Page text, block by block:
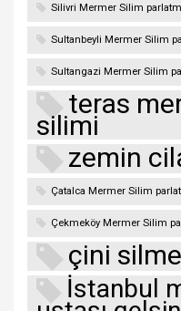
Silivri Mermer Silim
Sultanbeyli Mermer Silim
Sultangazi Mermer Silim
teras
silimi
zemin
Çatalca Mermer Silim
Çekmeköy Mermer Silim
çini silme
İstanbul